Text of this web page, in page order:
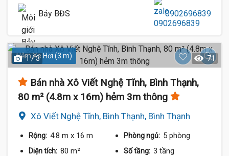
Bảy BĐS 0902696839
Hẻm Xe Hơi (3 m)
1 / 3 71
Bán nhà Xô Viết Nghệ Tĩnh, Bình Thạnh,
80 m² (4.8m x 16m) hẻm 3m thông
Xô Viết Nghệ Tĩnh, Bình Thạnh, Bình Thạnh
Rộng: 4.8 m x 16 m Phòng ngủ: 5 phòng
Diện tích: 80 m² Số tầng: 3 tầng